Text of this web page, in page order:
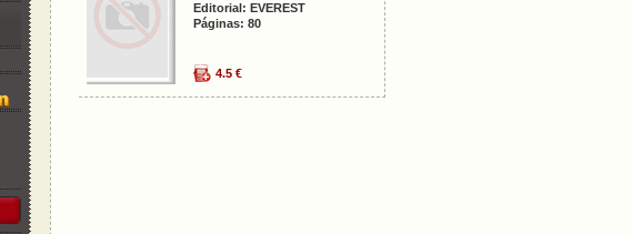
Editorial: EVEREST
Páginas: 80
4.5 €